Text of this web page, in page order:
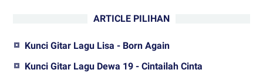
ARTICLE PILIHAN
Kunci Gitar Lagu Lisa - Born Again
Kunci Gitar Lagu Dewa 19 - Cintailah Cinta